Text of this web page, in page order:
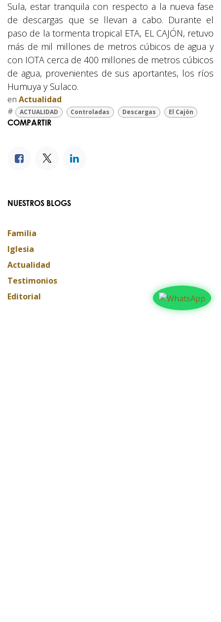
Sula, estar tranquila con respecto a la nueva fase
de descargas que se llevan a cabo. Durante el
paso de la tormenta tropical ETA, EL CAJÓN, retuvo
más de mil millones de metros cúbicos de agua y
con IOTA cerca de 400 millones de metros cúbicos
de agua, provenientes de sus aportantes, los ríos
Humuya y Sulaco.
en Actualidad
#
ACTUALIDAD Controladas Descargas El Cajón
COMPARTIR
NUESTROS BLOGS
Familia
Iglesia
Actualidad
Testimonios
Editorial